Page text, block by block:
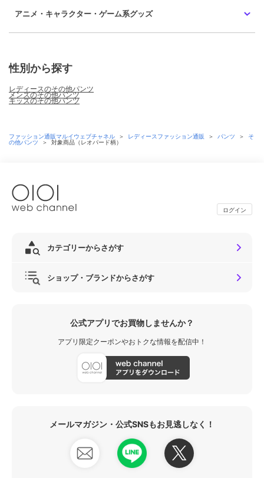
アニメ・キャラクター・ゲーム系グッズ
性別から探す
レディースのその他パンツ
メンズのその他パンツ
キッズのその他パンツ
ファッション通販マルイウェブチャネル ＞ レディースファッション通販 ＞ パンツ ＞
そ
の他パンツ
＞ 対象商品（レオパード柄）
ログイン
カテゴリーからさがす
ショップ・ブランドからさがす
公式アプリでお買物しませんか？
アプリ限定クーポンやおトクな情報を配信中！
メールマガジン・公式SNSもお見逃しなく！